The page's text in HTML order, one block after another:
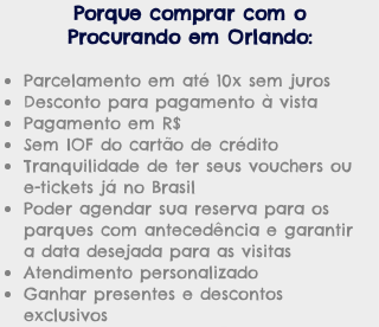
Porque comprar com o
Procurando em Orlando:
Parcelamento em até 10x sem juros
Desconto para pagamento à vista
Pagamento em R$
Sem IOF do cartão de crédito
Tranquilidade de ter seus vouchers ou
e-tickets já no Brasil
Poder agendar sua reserva para os
parques com antecedência e garantir
a data desejada para as visitas
Atendimento personalizado
Ganhar presentes e descontos
exclusivos